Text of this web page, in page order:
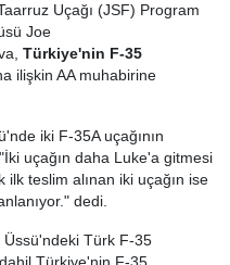
Uçağı (JSF) Program
Joe
Türkiye'nin F-35
ilişkin AA muhabirine
iki F-35A uçağının
uçağın daha Luke'a gitmesi
ilk teslim alınan iki uçağın ise
dedi.
Üssü'ndeki Türk F-35